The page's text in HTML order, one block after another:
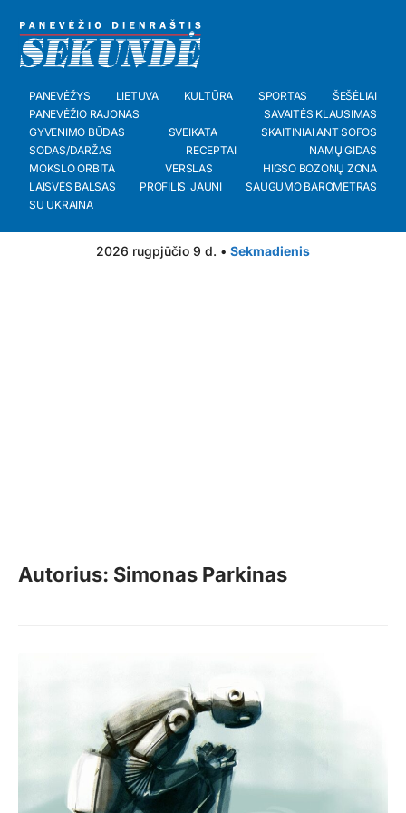
PANEVĖŽYS LIETUVA KULTŪRA SPORTAS
ŠEŠĖLIAI
PANEVĖŽIO RAJONAS
SAVAITĖS KLAUSIMAS
GYVENIMO BŪDAS
SVEIKATA
SKAITINIAI ANT SOFOS
SODAS/DARŽAS
RECEPTAI
NAMŲ GIDAS
MOKSLO ORBITA
VERSLAS
HIGSO BOZONŲ ZONA
LAISVĖS BALSAS
PROFILIS_JAUNI
SAUGUMO BAROMETRAS
SU UKRAINA
2026 rugpjūčio 9 d. • Sekmadienis
Autorius: Simonas Parkinas